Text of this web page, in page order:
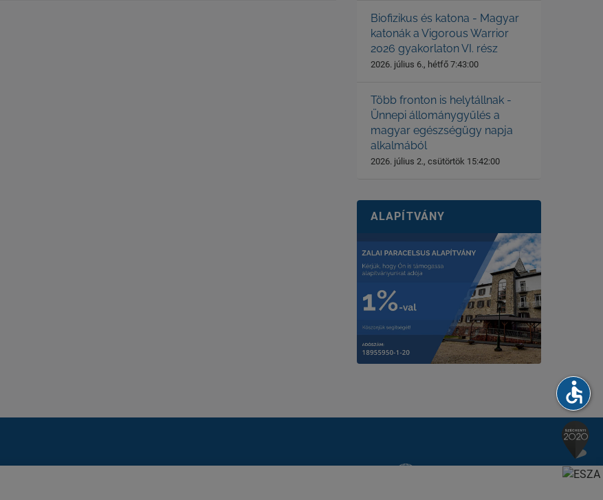
Biofizikus és katona - Magyar
katonák a Vigorous Warrior
2026 gyakorlaton VI. rész
2026. július 6., hétfő 7:43:00
Több fronton is helytállnak -
Ünnepi állománygyűlés a
magyar egészségügy napja
alkalmából
2026. július 2., csütörtök 15:42:00
ALAPÍTVÁNY
accessible